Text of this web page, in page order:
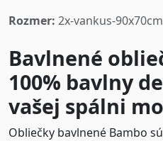
Rozmer: 2x-vankus-
Bavlnené
100% bavlny
vašej spálni
Obliečky bavlnené Bambo sú